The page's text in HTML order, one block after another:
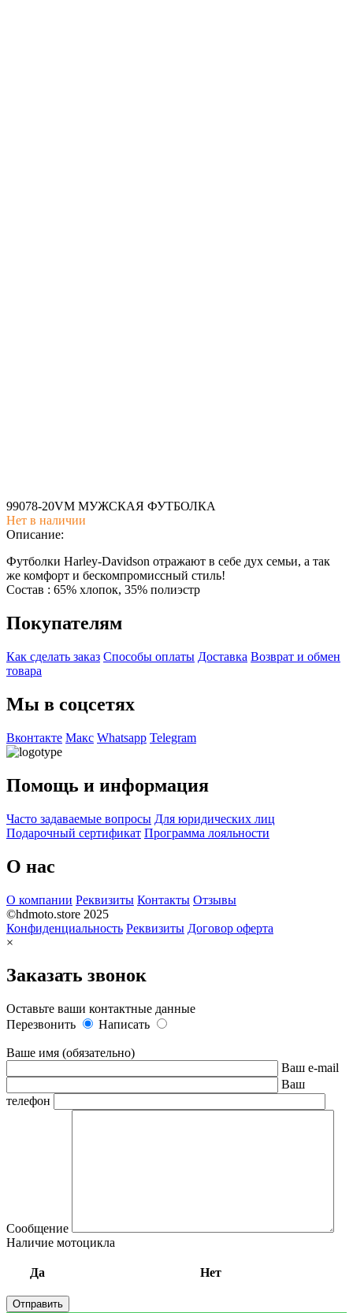
99078-20VM МУЖСКАЯ ФУТБОЛКА
Нет в наличии
Описание:
Футболки Harley-Davidson отражают в себе дух семьи, а так
же комфорт и бескомпромиссный стиль!
Состав : 65% хлопок, 35% полиэстр
Покупателям
Как сделать заказ Способы оплаты Доставка Возврат и обмен
товара
Мы в соцсетях
Вконтакте Макс Whatsapp Telegram
Помощь и информация
Часто задаваемые вопросы Для юридических лиц
Подарочный сертификат Программа лояльности
О нас
О компании Реквизиты Контакты Отзывы
©hdmoto.store 2025
Конфиденциальность Реквизиты Договор оферта
×
Заказать звонок
Оставьте ваши контактные данные
Перезвонить
Написать
Ваше имя (обязательно)
Ваш e-mail
Ваш
телефон
Сообщение
Наличие мотоцикла
Да Нет